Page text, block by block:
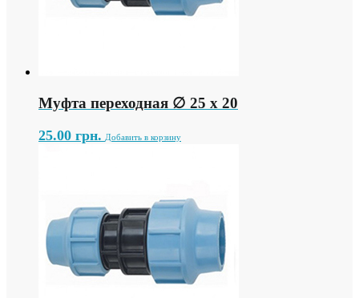
Муфта переходная ∅ 25 х 20
25.00 грн. Добавить в корзину